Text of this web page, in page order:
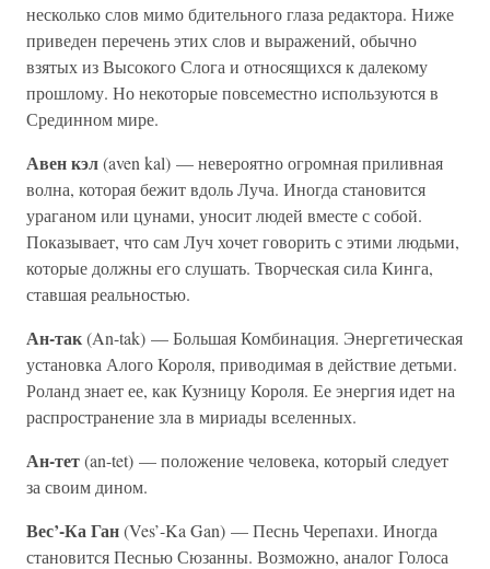
несколько слов мимо бдительного глаза редактора. Ниже
приведен перечень этих слов и выражений, обычно
взятых из Высокого Слога и относящихся к далекому
прошлому. Но некоторые повсеместно используются в
Срединном мире.
Авен кэл(aven kal) — невероятно огромная приливная
волна, которая бежит вдоль Луча. Иногда становится
ураганом или цунами, уносит людей вместе с собой.
Показывает, что сам Луч хочет говорить с этими людьми,
которые должны его слушать. Творческая сила Кинга,
ставшая реальностью.
Ан-так(An-tak) — Большая Комбинация. Энергетическая
установка Алого Короля, приводимая в действие детьми.
Роланд знает ее, как Кузницу Короля. Ее энергия идет на
распространение зла в мириады вселенных.
Ан-тет(an-tet) — положение человека, который следует
за своим дином.
Вес’-Ка Ган(Ves’-Ka Gan) — Песнь Черепахи. Иногда
становится Песнью Сюзанны. Возможно, аналог Голоса